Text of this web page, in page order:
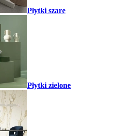
Płytki szare
Płytki zielone